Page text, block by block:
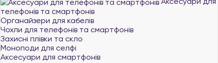
телефонів та смартфонів
Органайзери для кабелів
Чохли для телефонів та смартфонів
Захисні плівки та скло
Моноподи для селфі
Аксесуари для смартфонів